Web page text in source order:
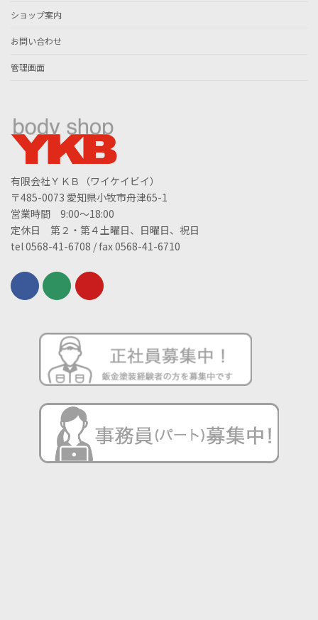
ショップ案内
お問い合わせ
管理画面
有限会社ＹＫＢ（ワイケイビイ）
〒485-0073 愛知県小牧市舟津65-1
営業時間 9:00～18:00
定休日 第２・第４土曜日、日曜日、祝日
tel 0568-41-6708 / fax 0568-41-6710